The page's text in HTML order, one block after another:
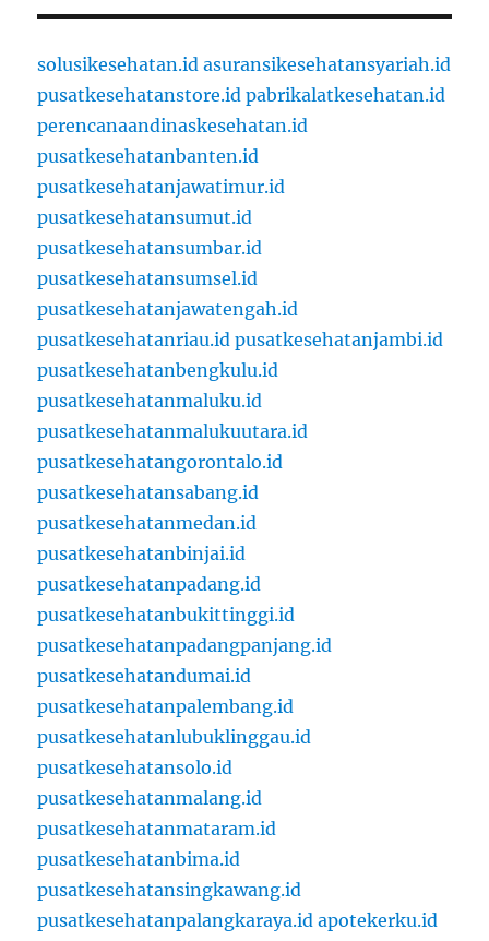
solusikesehatan.id asuransikesehatansyariah.id
pusatkesehatanstore.id pabrikalatkesehatan.id
perencanaandinaskesehatan.id
pusatkesehatanbanten.id
pusatkesehatanjawatimur.id
pusatkesehatansumut.id
pusatkesehatansumbar.id
pusatkesehatansumsel.id
pusatkesehatanjawatengah.id
pusatkesehatanriau.id pusatkesehatanjambi.id
pusatkesehatanbengkulu.id
pusatkesehatanmaluku.id
pusatkesehatanmalukuutara.id
pusatkesehatangorontalo.id
pusatkesehatansabang.id
pusatkesehatanmedan.id
pusatkesehatanbinjai.id
pusatkesehatanpadang.id
pusatkesehatanbukittinggi.id
pusatkesehatanpadangpanjang.id
pusatkesehatandumai.id
pusatkesehatanpalembang.id
pusatkesehatanlubuklinggau.id
pusatkesehatansolo.id
pusatkesehatanmalang.id
pusatkesehatanmataram.id
pusatkesehatanbima.id
pusatkesehatansingkawang.id
pusatkesehatanpalangkaraya.id apotekerku.id